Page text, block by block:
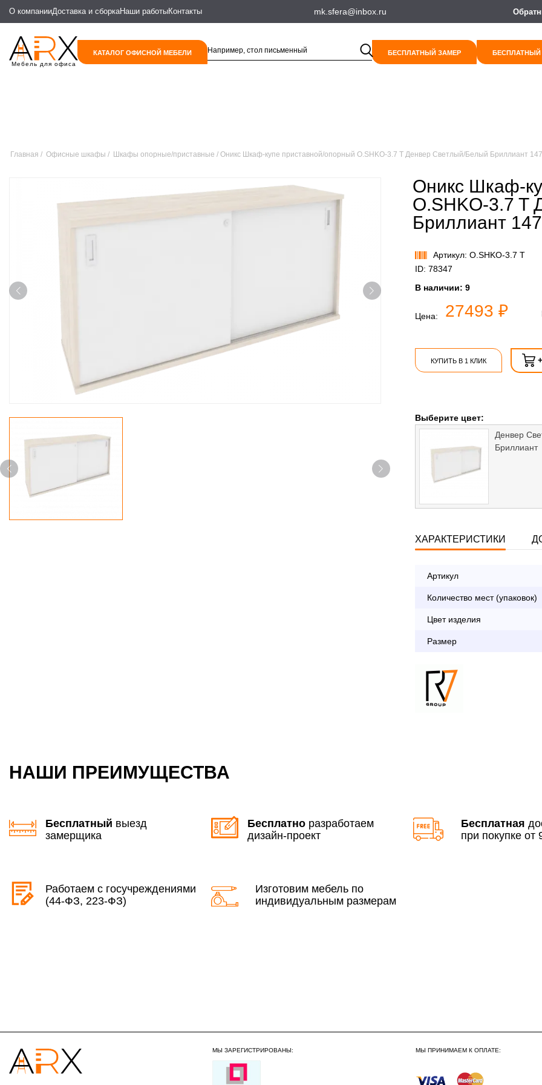
О компанииДоставка и сборкаНаши работыКонтакты mk.sfera@inbox.ru
Мебель для офиса
КАТАЛОГ ОФИСНОЙ МЕБЕЛИ БЕСПЛАТНЫЙ ЗАМЕР БЕСПЛАТНЫЙ
Главная Офисные шкафы Шкафы опорные/приставные Оникс Шкаф-купе приставной/опорный O.SHKO-3.7 T Денвер Светлый/Белый Бриллиант
Оникс Шкаф-
O.SHKO-3.7 T
Бриллиант
Артикул: O.SHKO-3.7 T
ID: 78347
В наличии:9
Цена: 27493 ₽
КУПИТЬ В 1 КЛИК +
Выберите цвет:
Денвер
Бриллиант
ХАРАКТЕРИСТИКИ
Артикул
Количество мест (упаковок)
Цвет изделия
Размер
По Москве в пределах
Свыше 90 000 руб.
Сборка по Московской
Свыше 300 000 руб.
НАШИ ПРЕИМУЩЕСТВА
Бесплатный выезд
замерщика
Бесплатно разработаем
дизайн-проект
Бесплатная
при покупке от
Работаем с госучреждениями
(44-ФЗ, 223-ФЗ)
Изготовим мебель по
индивидуальным размерам
МЫ ЗАРЕГИСТРИРОВАНЫ: МЫ ПРИНИМАЕМ К ОПЛАТЕ: